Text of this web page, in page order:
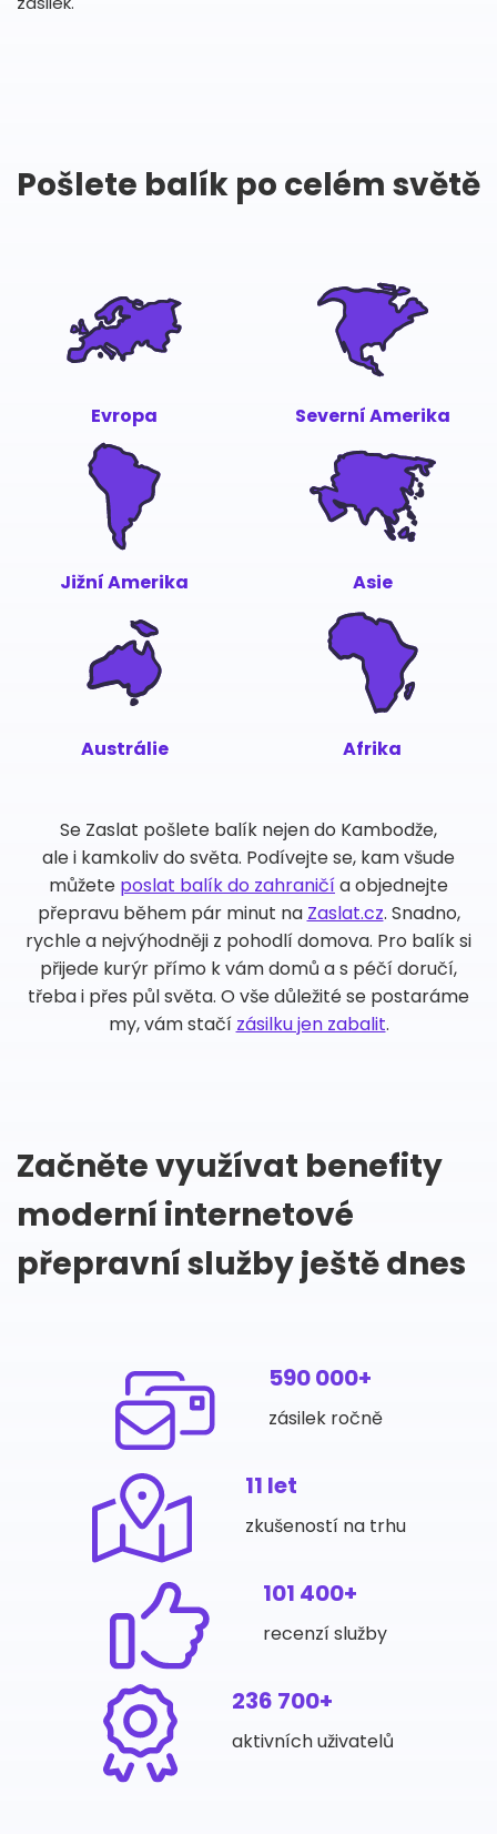
Pošlete balík po celém světě
Evropa Severní Amerika
Jižní Amerika Asie
Austrálie Afrika
Se Zaslat pošlete balík nejen do Kambodže,
ale i kamkoliv do světa. Podívejte se, kam všude
můžete poslat balík do zahraničía objednejte
přepravu během pár minut na Zaslat.cz. Snadno,
rychle a nejvýhodněji z pohodlí domova. Pro balík si
přijede kurýr přímo k vám domů a s péčí doručí,
třeba i přes půl světa. O vše důležité se postaráme
my, vám stačí zásilku jen zabalit.
Začněte využívat benefity
moderní internetové
přepravní služby ještě dnes
590 000+
zásilek ročně
11 let
zkušeností na trhu
101 400+
recenzí služby
236 700+
aktivních uživatelů